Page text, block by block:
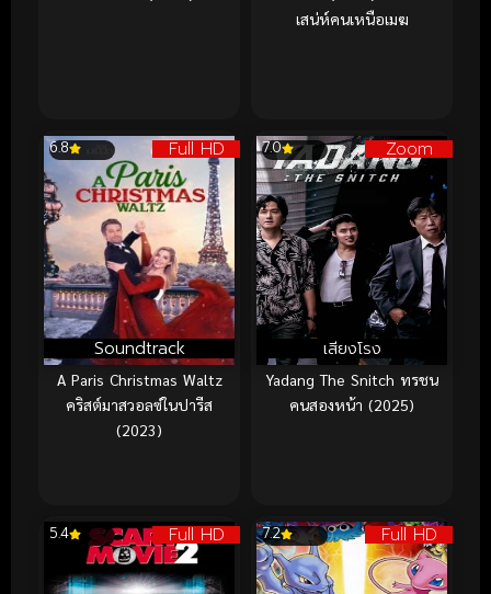
เสน่ห์คนเหนือเมฆ
Full HD
Soundtrack
6.8
A Paris Christmas Waltz
คริสต์มาสวอลซ์ในปารีส
(2023)
Zoom
เสียงโรง
7.0
Yadang The Snitch ทรชน
คนสองหน้า (2025)
Full HD
5.4 Full HD
7.2